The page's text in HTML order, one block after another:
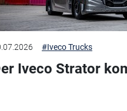
#Iveco Trucks
Iveco Strator